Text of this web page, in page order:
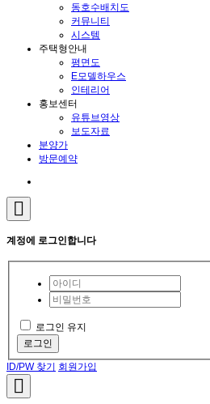
동호수배치도
커뮤니티
시스템
주택형안내
평면도
E모델하우스
인테리어
홍보센터
유튜브영상
보도자료
분양가
방문예약
계정에 로그인합니다
로그인 유지
로그인
ID/PW 찾기 회원가입